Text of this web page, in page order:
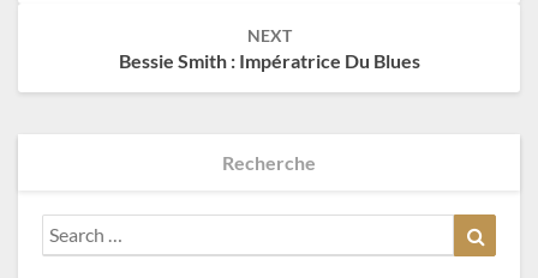
NEXT
Bessie Smith : Impératrice Du Blues
Recherche
Search
for: